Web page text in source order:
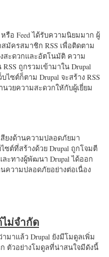
รือ Feed ได้รับความนิยมมาก ผู้
มัครสมาชิก RSS เพื่อติดตาม
สะดวกและอัตโนมัติ ความ
ถูกรวมเข้ามาใน Drupal
ซต์ก็ตาม Drupal จะสร้าง RSS
วยความสะดวกใหักับผู้เยี่ยม
สียงด้านความปลอดภัยมา
ซต์ที่สร้างด้วย Drupal ถูกโจมตี
ะทางผู้พัฒนา Drupal ได้ออก
ความปลอดภัยอย่างต่อเนื่อง
ม่จำกัด
าแล้ว Drupal ยังมีโมดูลเพิ่ม
ตัวอย่างโมดูลที่น่าสนใจมีดังนี้